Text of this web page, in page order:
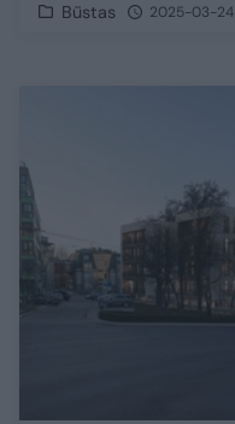
Būstas 2025-03-24